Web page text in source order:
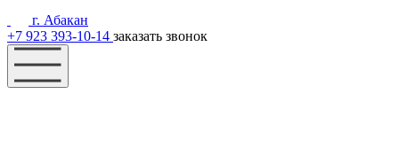
г. Абакан
+7 923 393-10-14 заказать звонок